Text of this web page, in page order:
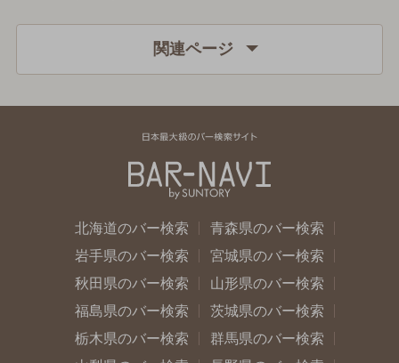
関連ページ
北海道のバー検索
青森県のバー検索
岩手県のバー検索
宮城県のバー検索
秋田県のバー検索
山形県のバー検索
福島県のバー検索
茨城県のバー検索
栃木県のバー検索
群馬県のバー検索